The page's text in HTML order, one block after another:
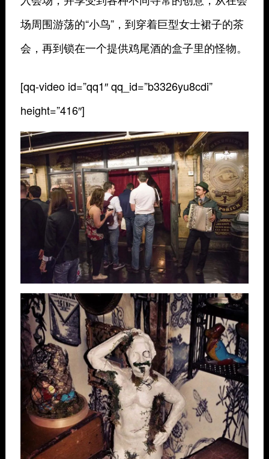
场周围游荡的“小鸟”，到穿着巨型女士裙子的茶
会，再到锁在一个提供鸡尾酒的盒子里的怪物。
[qq-video id=”qq1″ qq_id=”b3326yu8cdi”
height=”416″]